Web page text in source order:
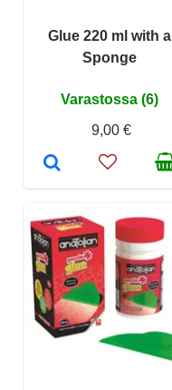
Glue 220 ml with a
Sponge
Varastossa (6)
9,00 €